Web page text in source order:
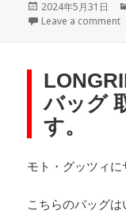
Posted
on
2024年5月31日
Leave a comment
バッグ
す。
モト・グッツィ
こちらのバッグは